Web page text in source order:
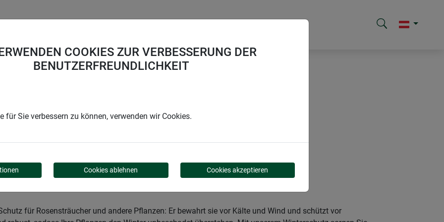
ROSEN
für Rosensträucher und andere Pflanzen: Er bewahrt sie vor Kälte und Wind und schützt vor
COOKIES ZUR VERBESSERUNG DER
BENUTZERFREUNDLICHKEIT
für Sie verbessern zu können, verwenden wir Cookies.
Cookies ablehnen Cookies akzeptieren